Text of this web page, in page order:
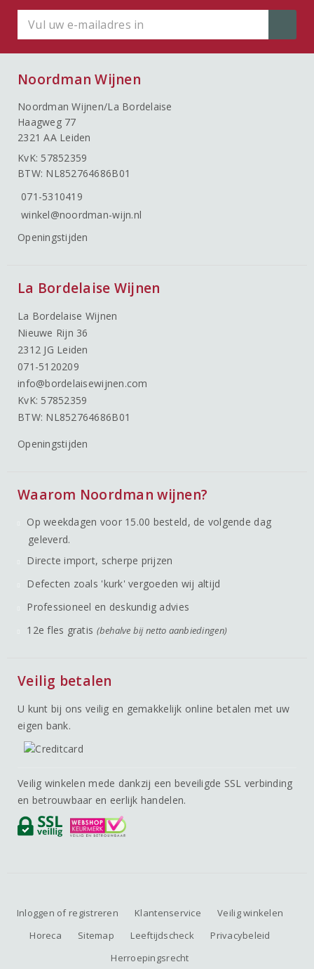
Noordman Wijnen
Noordman Wijnen/La Bordelaise
Haagweg 77
2321 AA Leiden
KvK: 57852359
BTW: NL852764686B01
071-5310419
winkel@noordman-wijn.nl
Openingstijden
La Bordelaise Wijnen
La Bordelaise Wijnen
Nieuwe Rijn 36
2312 JG Leiden
071-5120209
info@bordelaisewijnen.com
KvK: 57852359
BTW: NL852764686B01
Openingstijden
Waarom Noordman wijnen?
Op weekdagen voor 15.00 besteld, de volgende dag
geleverd.
Directe import, scherpe prijzen
Defecten zoals 'kurk' vergoeden wij altijd
Professioneel en deskundig advies
12e fles gratis (behalve bij netto aanbiedingen)
Veilig betalen
U kunt bij ons veilig en gemakkelijk online betalen met uw
eigen bank.
Veilig winkelen mede dankzij een beveiligde SSL verbinding
en betrouwbaar en eerlijk handelen.
Inloggen of registreren Klantenservice
Veilig winkelen
Horeca
Sitemap Leeftijdscheck
Privacybeleid
Herroepingsrecht